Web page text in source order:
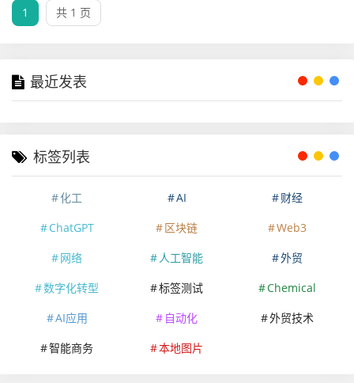
1 共 1 页
最近发表
标签列表
化工 AI
财经
ChatGPT
区块链
Web3
网络
人工智能
外贸
数字化转型
标签测试
Chemical
AI应用
自动化
外贸技术
智能商务
本地图片